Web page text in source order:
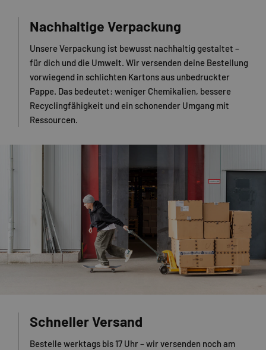
Nachhaltige Verpackung
Unsere Verpackung ist bewusst nachhaltig gestaltet –
für dich und die Umwelt. Wir versenden deine Bestellung
vorwiegend in schlichten Kartons aus unbedruckter
Pappe. Das bedeutet: weniger Chemikalien, bessere
Recyclingfähigkeit und ein schonender Umgang mit
Ressourcen.
Schneller Versand
Bestelle werktags bis 17 Uhr – wir versenden noch am